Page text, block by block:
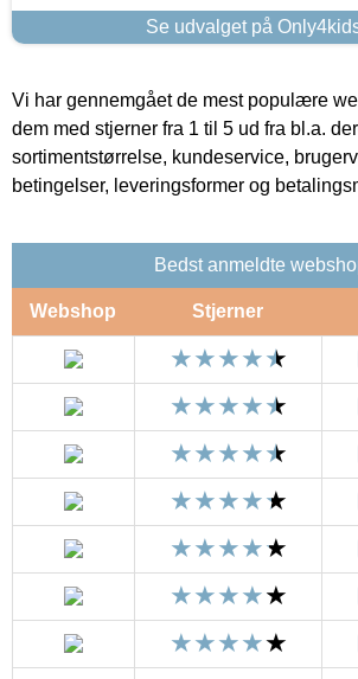
Se udvalget på
Vi har gennemgået de mest populære
dem med stjerner fra 1 til 5 ud fra bl.a.
sortimentstørrelse, kundeservice,
betingelser, leveringsformer og
Bedst anmeldte
Webshop Stjerner